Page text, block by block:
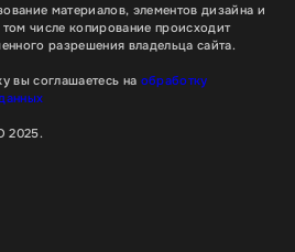
материалов, элементов дизайна и
числе копирование происходит
разрешения владельца сайта.
вы соглашаетесь на обработку
2025.